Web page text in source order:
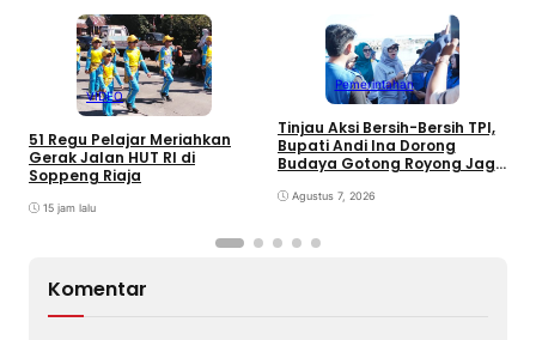
VIDEO
51 Regu Pelajar Meriahkan
Gerak Jalan HUT RI di
Soppeng Riaja
15 jam lalu
Pemerintahan
Tinjau Aksi Bersih-Bersih TPI,
Bupati Andi Ina Dorong
Budaya Gotong Royong Jaga
Agustus 7, 2026
Komentar